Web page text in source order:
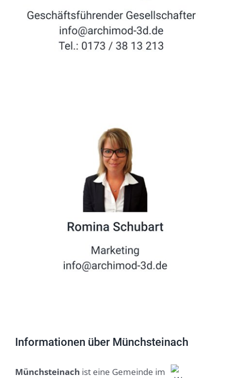
Informationen über Münchsteinach
Münchsteinach ist eine Gemeinde im